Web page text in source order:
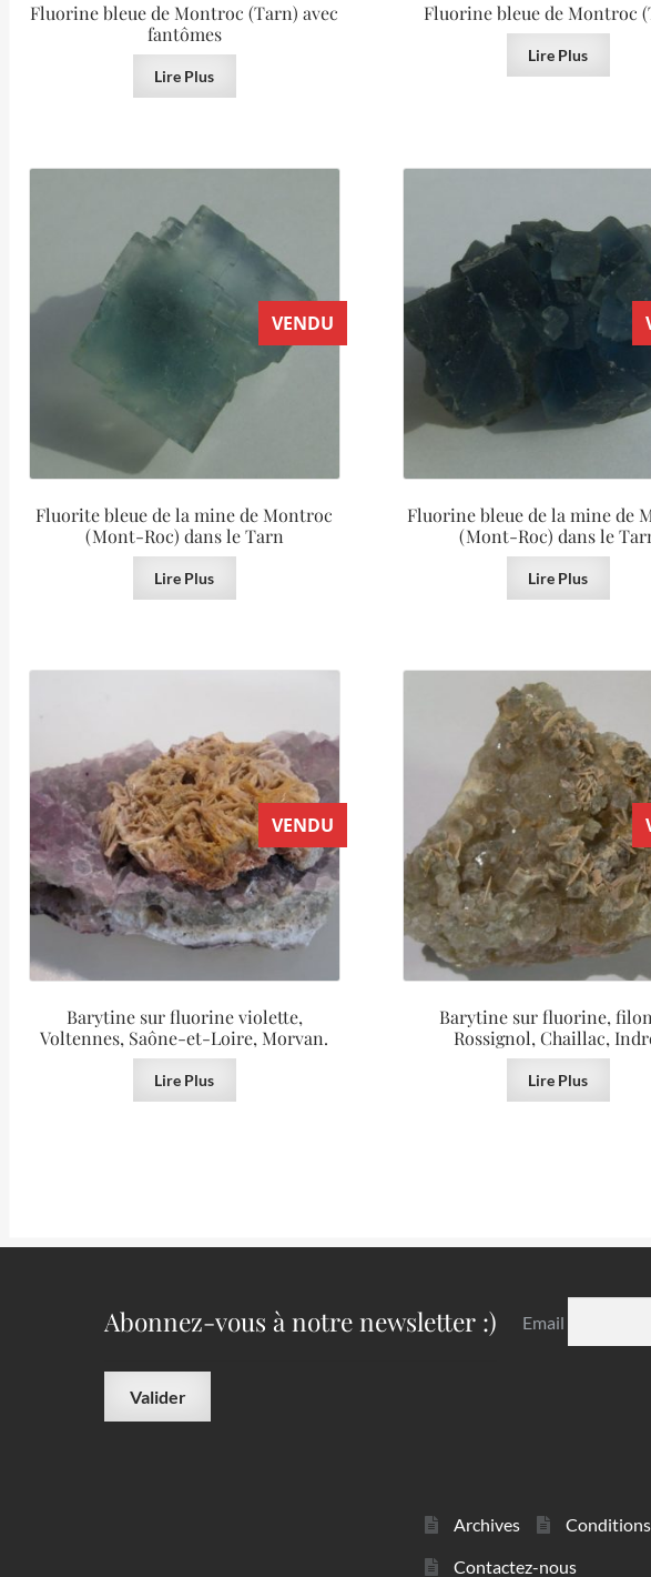
Fluorine bleue de Montroc (Tarn) avec
fantômes
Lire Plus
Fluorine bleue de Montroc
Lire Plus
VENDU
Fluorite bleue de la mine de Montroc
(Mont-Roc) dans le Tarn
Lire Plus
Fluorine bleue de la mine de
(Mont-Roc) dans le
Lire Plus
VENDU
Barytine sur fluorine violette,
Voltennes, Saône-et-Loire, Morvan.
Lire Plus
Barytine sur fluorine,
Rossignol, Chaillac,
Lire Plus
Abonnez-vous à notre newsletter :) Email
Archives
Contactez-nous